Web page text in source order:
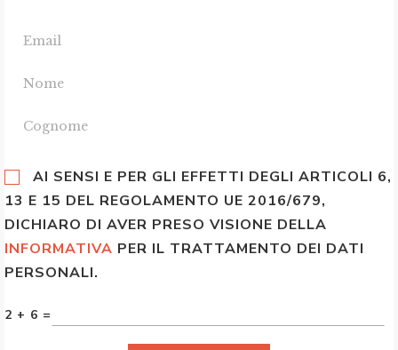
AI SENSI E PER GLI EFFETTI DEGLI ARTICOLI 6,
13 E 15 DEL REGOLAMENTO UE 2016/679,
DICHIARO DI AVER PRESO VISIONE DELLA
INFORMATIVA PER IL TRATTAMENTO DEI DATI
PERSONALI.
2 + 6 =